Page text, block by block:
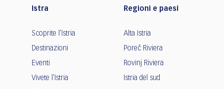
Istra
Scoprite l'Istria
Destinazioni
Eventi
Vivete l'Istria
Regioni e paesi
Alta Istria
Poreč Riviera
Rovinj Riviera
Istria del sud